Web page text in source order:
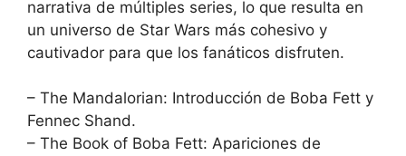
narrativa de múltiples series, lo que resulta en
un universo de Star Wars más cohesivo y
cautivador para que los fanáticos disfruten.
– The Mandalorian: Introducción de Boba Fett y
Fennec Shand.
– The Book of Boba Fett: Apariciones de